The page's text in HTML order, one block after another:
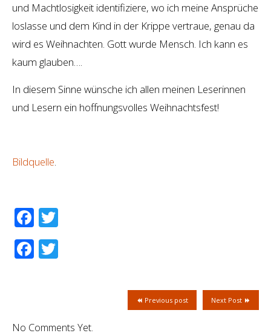
und Machtlosigkeit identifiziere, wo ich meine Ansprüche
loslasse und dem Kind in der Krippe vertraue, genau da
wird es Weihnachten. Gott wurde Mensch. Ich kann es
kaum glauben….
In diesem Sinne wünsche ich allen meinen Leserinnen
und Lesern ein hoffnungsvolles Weihnachtsfest!
Bildquelle.
Facebook
Facebook
Next Post
Previous post
No Comments Yet.